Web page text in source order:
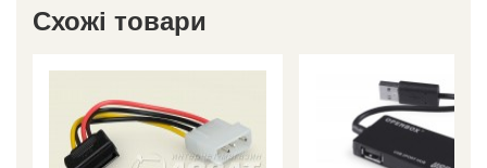
Схожі товари